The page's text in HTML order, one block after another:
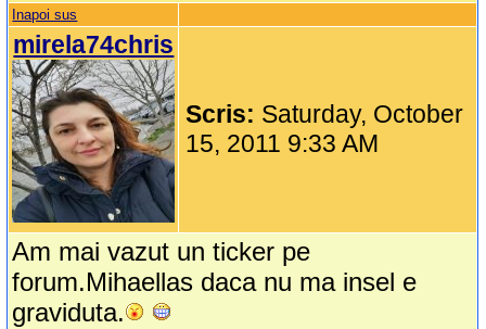
Inapoi sus
mirela74chris
Scris: Saturday, October
15, 2011 9:33 AM
Am mai vazut un ticker pe
forum.Mihaellas daca nu ma insel e
graviduta.